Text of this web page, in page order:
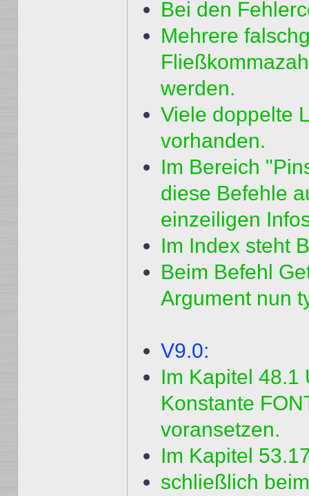
Bei den
Mehrere
werden.
Viele doppelte
vorhanden.
Im Bereich
diese Befehle
einzeiligen
Im Index steht
Beim Befehl
Argument nun
V9.0:
Im Kapitel 48.1
Konstante
voransetzen.
Im Kapitel
schließlich